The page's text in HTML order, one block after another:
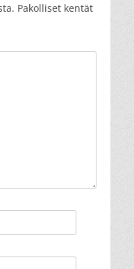
Pakolliset kentät